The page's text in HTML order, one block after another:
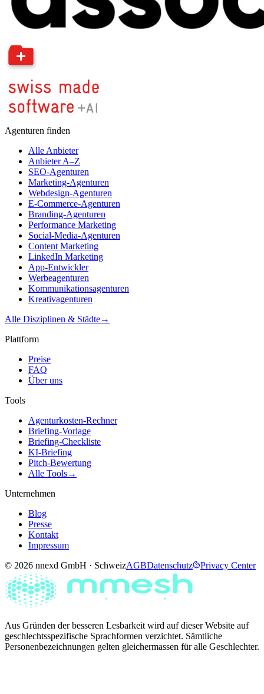
Agenturen finden
Alle Anbieter
Anbieter A–Z
SEO-Agenturen
Marketing-Agenturen
Webdesign-Agenturen
E-Commerce-Agenturen
Branding-Agenturen
Performance Marketing
Social-Media-Agenturen
Content Marketing
LinkedIn Marketing
App-Entwickler
Werbeagenturen
Kommunikationsagenturen
Kreativagenturen
Alle Disziplinen & Städte→
Plattform
Preise
FAQ
Über uns
Tools
Agenturkosten-Rechner
Briefing-Vorlage
Briefing-Checkliste
KI-Briefing
Pitch-Bewertung
Alle Tools→
Unternehmen
Blog
Presse
Kontakt
Impressum
© 2026 nnexd GmbH · SchweizAGBDatenschutz Privacy Center
Aus Gründen der besseren Lesbarkeit wird auf dieser Website auf
geschlechtsspezifische Sprachformen verzichtet. Sämtliche
Personenbezeichnungen gelten gleichermassen für alle Geschlechter.